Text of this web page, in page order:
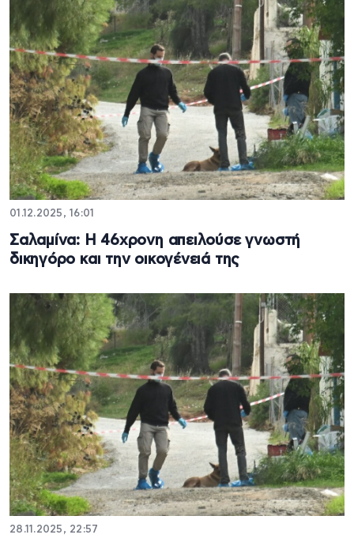
01.12.2025, 16:01
Σαλαμίνα: Η 46χρονη απειλούσε γνωστή
δικηγόρο και την οικογένειά της
28.11.2025, 22:57